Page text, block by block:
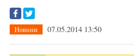
Новини 07.05.2014 13:50